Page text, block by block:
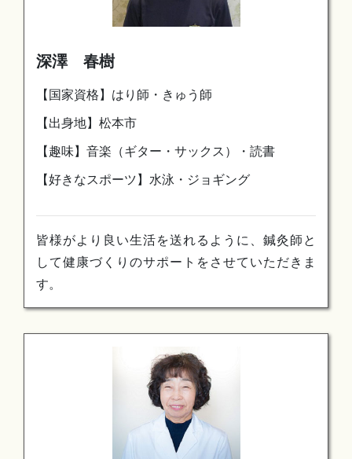
深澤 春樹
【国家資格】はり師・きゅう師
【出身地】松本市
【趣味】音楽（ギター・サックス）・読書
【好きなスポーツ】水泳・ジョギング
皆様がより良い生活を送れるように、鍼灸師と
して健康づくりのサポートをさせていただきま
す。